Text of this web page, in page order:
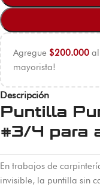
Agregue $200.000
mayorista!
Descripción
Puntilla
#3/4 para
En trabajos de
invisible, la puntilla sin